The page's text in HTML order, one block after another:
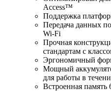
Access™
Поддержка
Передача данных
Wi-Fi
Прочная
стандартам с
Эргономичный
Мощный
для работы в
Встроенная память